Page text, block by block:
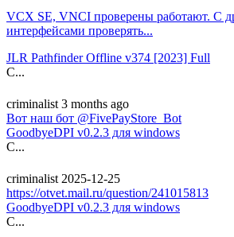
VCX SE, VNCI проверены работают. С
интерфейсами проверять...
JLR Pathfinder Offline v374 [2023] Full
C...
criminalist 3 months ago
Вот наш бот @FivePayStore_Bot
GoodbyeDPI v0.2.3 для windows
C...
criminalist 2025-12-25
https://otvet.mail.ru/question/241015813
GoodbyeDPI v0.2.3 для windows
C...